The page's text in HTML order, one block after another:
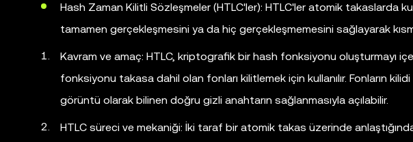
Hash Zaman Kilitli Sözleşmeler (HTLC'ler): HTLC'ler atomik takaslarda
tamamen gerçekleşmesini ya da hiç gerçekleşmemesini sağlayarak
Kavram ve amaç: HTLC, kriptografik bir hash fonksiyonu oluşturmayı
fonksiyonu takasa dahil olan fonları kilitlemek için kullanılır. Fonların
görüntü olarak bilinen doğru gizli anahtarın sağlanmasıyla açılabilir.
HTLC süreci ve mekaniği: İki taraf bir atomik takas üzerinde